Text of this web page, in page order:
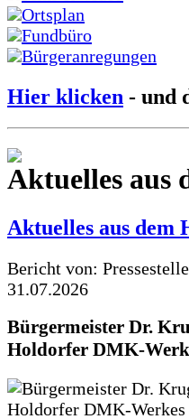
Ortsplan
Fundbüro
Bürgeranregungen
Hier klicken - und
Aktuelles aus
Aktuelles aus dem
Bericht von:
31.07.2026
Bürgermeister Dr.
Holdorfer DMK-